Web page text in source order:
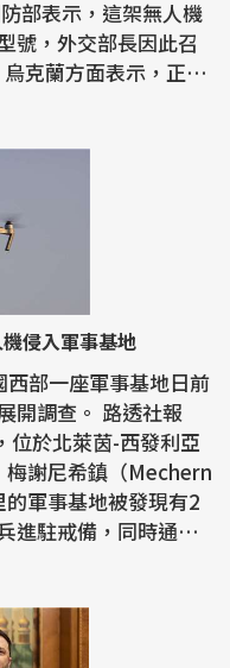
號，外交部長因此召
侵入軍事基地
部一座軍事基地日前
路透社報
位於北萊茵-西發利亞
謝尼希鎮（Mechern
軍事基地被發現有2
進駐戒備，同時通知